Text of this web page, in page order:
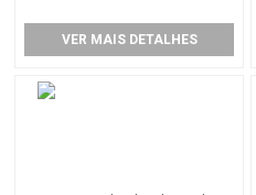
VER MAIS DETALHES